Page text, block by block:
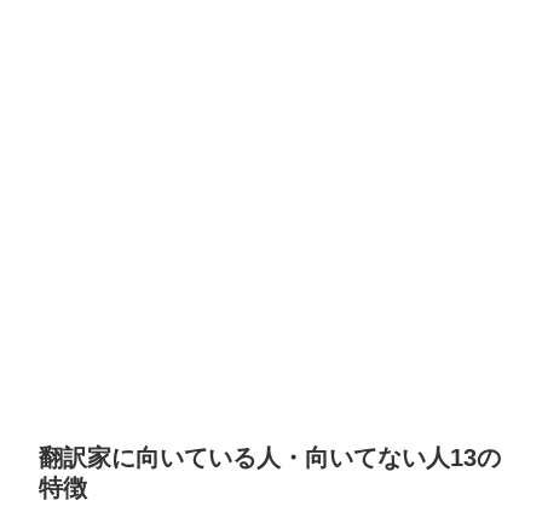
翻訳家に向いている人・向いてない人13の
特徴